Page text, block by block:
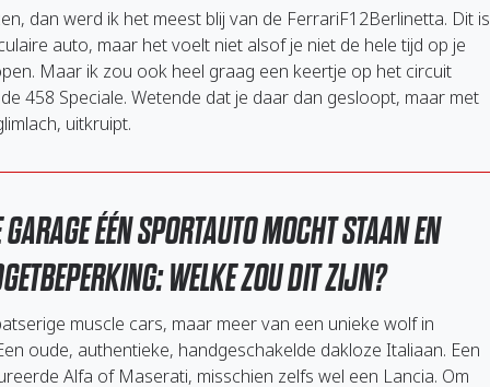
dan werd ik het meest blij van de FerrariF12Berlinetta. Dit is
auto, maar het voelt niet alsof je niet de hele tijd op je
Maar ik zou ook heel graag een keertje op het circuit
458 Speciale. Wetende dat je daar dan gesloopt, maar met
uitkruipt.
ÉÉN SPORTAUTO MOCHT STAAN EN
WELKE ZOU DIT ZIJN?
muscle cars, maar meer van een unieke wolf in
oude, authentieke, handgeschakelde dakloze Italiaan. Een
Alfa of Maserati, misschien zelfs wel een Lancia. Om